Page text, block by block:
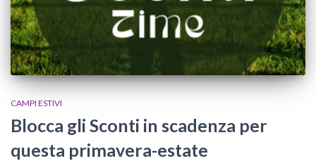
CAMPI ESTIVI
Blocca gli Sconti in scadenza per
questa primavera-estate